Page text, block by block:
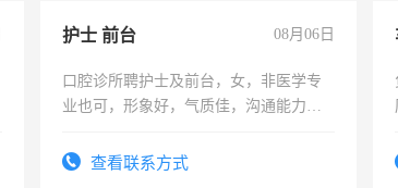
护士 前台 08月06日
口腔诊所聘护士及前台，女，非医学专
业也可，形象好，气质佳，沟通能力
查看联系方式